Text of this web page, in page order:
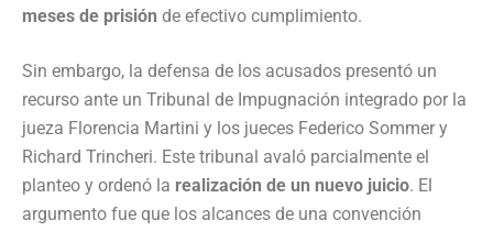
meses de prisión de efectivo cumplimiento.
Sin embargo, la defensa de los acusados presentó un
recurso ante un Tribunal de Impugnación integrado por la
jueza Florencia Martini y los jueces Federico Sommer y
Richard Trincheri. Este tribunal avaló parcialmente el
planteo y ordenó la realización de un nuevo juicio. El
argumento fue que los alcances de una convención